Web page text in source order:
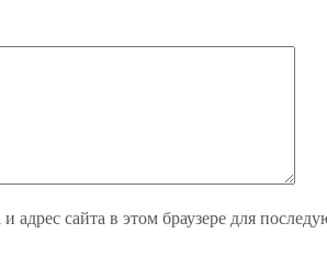
адрес сайта в этом браузере для